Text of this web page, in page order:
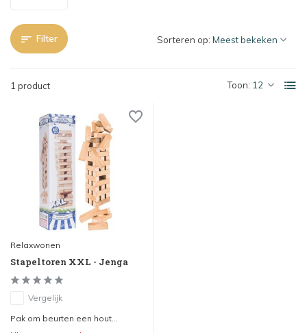
Filter
1 product Toon:
Sorteren op:
Relaxwonen
Stapeltoren XXL - Jenga
Vergelijk
Pak om beurten een hout...